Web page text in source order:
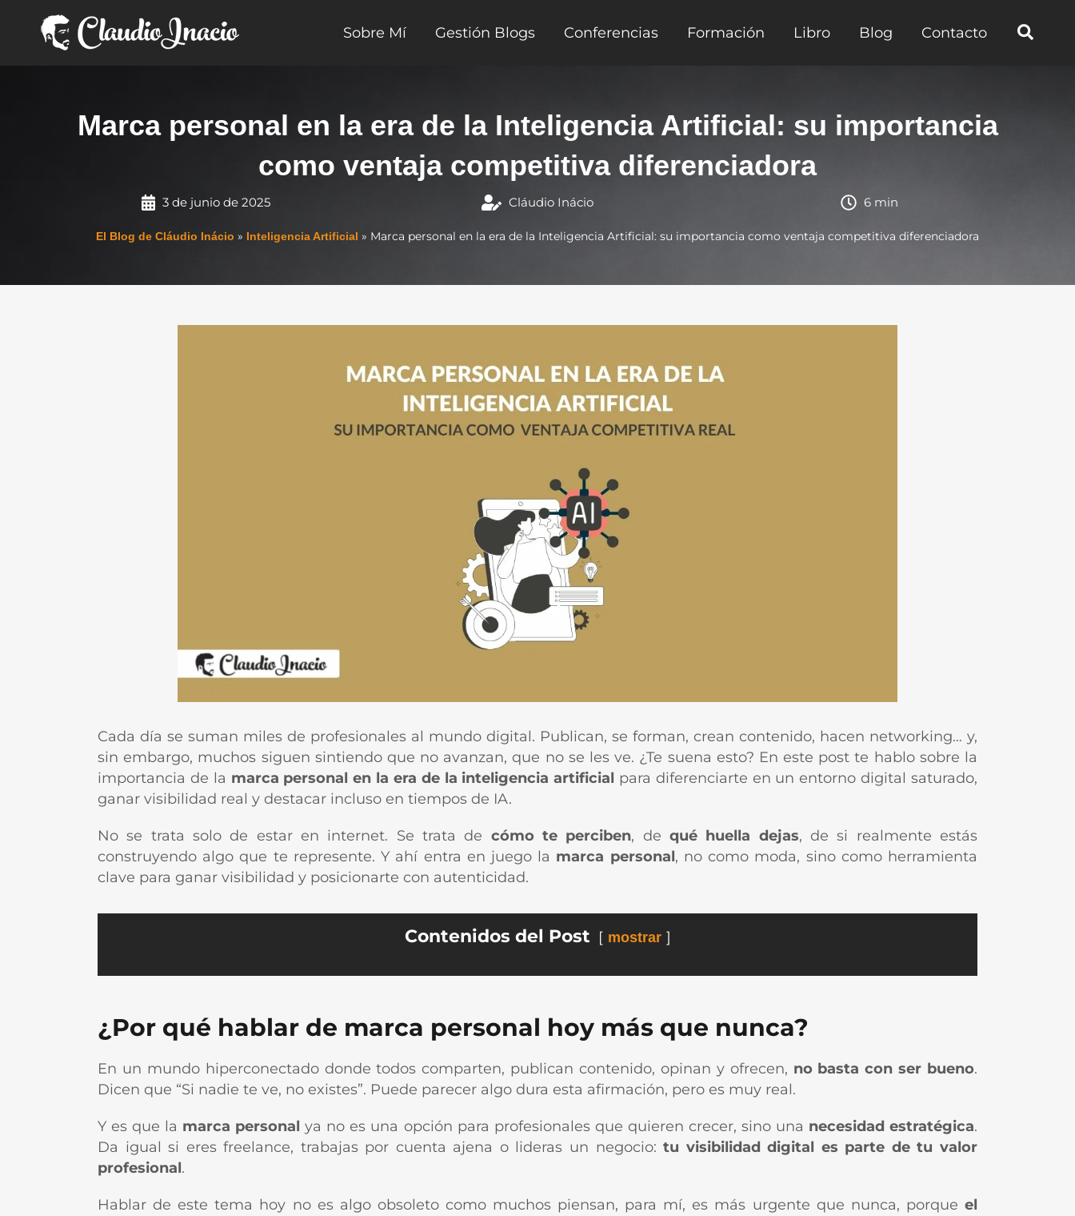
contenido
Sobre Mí Gestión Blogs Conferencias Formación Libro Blog Contacto
Marca personal en la era de la Inteligencia Artificial: su importancia
como ventaja competitiva diferenciadora
3 de junio de 2025 Cláudio Inácio 6 min
El Blog de Cláudio Inácio » Inteligencia Artificial » Marca personal en la era de la Inteligencia Artificial: su importancia como ventaja competitiva diferenciadora
Cada día se suman miles de profesionales al mundo digital. Publican, se forman, crean contenido, hacen networking… y,
sin embargo, muchos siguen sintiendo que no avanzan, que no se les ve. ¿Te suena esto? En este post te hablo sobre la
importancia de la marca personal en la era de la inteligencia artificial para diferenciarte en un entorno digital saturado,
ganar visibilidad real y destacar incluso en tiempos de IA.
No se trata solo de estar en internet. Se trata de cómo te perciben, dequé huella dejas, de si realmente estás
construyendo algo que te represente. Y ahí entra en juego la marca personal, no como moda, sino como herramienta
clave para ganar visibilidad y posicionarte con autenticidad.
Contenidos del Post mostrar
¿Por qué hablar de marca personal hoy más que nunca?
En un mundo hiperconectado donde todos comparten, publican contenido, opinan y ofrecen, no basta con ser bueno.
Dicen que “Si nadie te ve, no existes”. Puede parecer algo dura esta afirmación, pero es muy real.
Y es que la marca personal ya no es una opción para profesionales que quieren crecer, sino una necesidad estratégica.
Da igual si eres freelance, trabajas por cuenta ajena o lideras un negocio:tu visibilidad digital es parte de tu valor
profesional.
Hablar de este tema hoy no es algo obsoleto como muchos piensan, para mí, es más urgente que nunca, porque el